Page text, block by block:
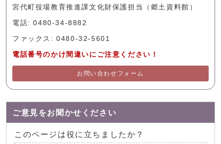
宮代町役場教育推進課文化財保護担当（郷土資料館）
電話: 0480-34-8882
ファックス: 0480-32-5601
電話番号のかけ間違いにご注意ください！
お問い合わせフォーム
ご意見をお聞かせください
このページは役に立ちましたか？